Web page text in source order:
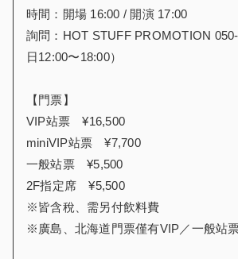
時間：開場 16:00 / 開演 17:00
詢問：HOT STUFF PROMOTION
日12:00〜18:00）
【門票】
VIP站票 ¥16,500
miniVIP站票 ¥7,700
一般站票 ¥5,500
2F指定席 ¥5,500
※皆含稅、需另付飲料費
※廣島、北海道門票僅有VIP／一般站